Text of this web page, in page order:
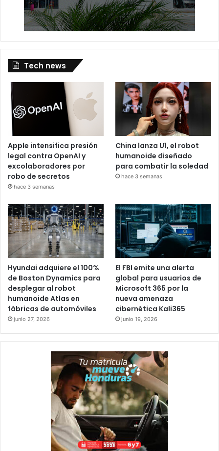
Tech news
Apple intensifica presión
legal contra OpenAI y
excolaboradores por
robo de secretos
hace 3 semanas
China lanza U1, el robot
humanoide diseñado
para combatir la soledad
hace 3 semanas
Hyundai adquiere el 100%
de Boston Dynamics para
desplegar al robot
humanoide Atlas en
fábricas de automóviles
junio 27, 2026
El FBI emite una alerta
global para usuarios de
Microsoft 365 por la
nueva amenaza
cibernética Kali365
junio 19, 2026